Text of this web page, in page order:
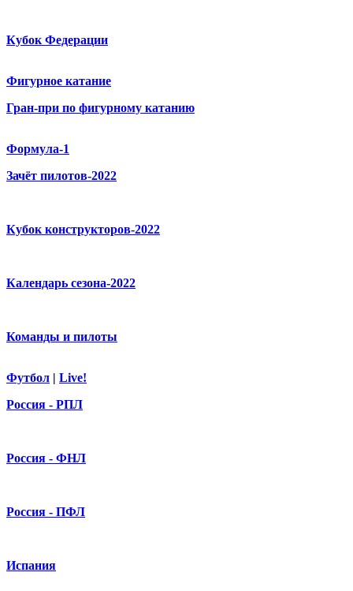
Кубок Федерации
Фигурное катание
Гран-при по фигурному катанию
Формула-1
Зачёт пилотов-2022
Кубок конструкторов-2022
Календарь сезона-2022
Команды и пилоты
Футбол | Live!
Россия - РПЛ
Россия - ФНЛ
Россия - ПФЛ
Испания